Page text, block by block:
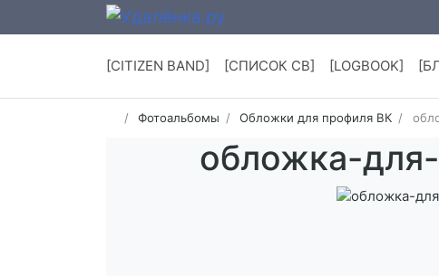
[CITIZEN BAND] [СПИСОК СВ] [LOGBOOK]
Фотоальбомы Обложки для профиля ВК
обложка-